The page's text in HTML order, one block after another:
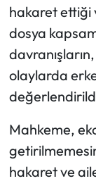
hakaret ettiği
dosya
olaylarda
Mahkeme,
hakaret ve